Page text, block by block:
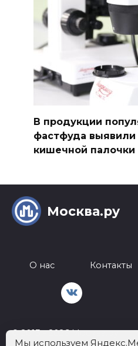
В продукции
фастфуда выявили
кишечной палочки
Москва.ру
О нас Контакты
© 2013 - 2026 Москва.ру
Мы используем